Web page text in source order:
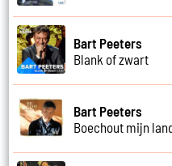
Bart Peeters
Blank of zwart
Bart Peeters
Boechout mijn